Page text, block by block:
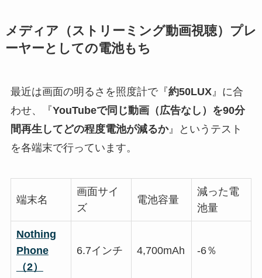
メディア（ストリーミング動画視聴）プレ
ーヤーとしての電池もち
最近は画面の明るさを照度計で『約50LUX』に合
わせ、『YouTubeで同じ動画（広告なし）を90分
間再生してどの程度電池が減るか』というテスト
を各端末で行っています。
端末名
画面サイ
ズ
電池容量
減った電
池量
Nothing
Phone
（2）
6.7インチ 4,700mAh -6％